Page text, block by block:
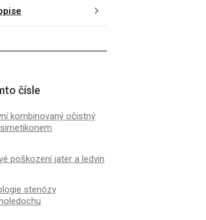
terapii u pa­
střevními
čísle
kombinovaný očistný
poškození jater a ledvin
stenózy